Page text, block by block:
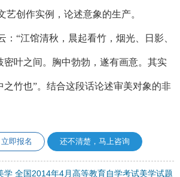
创作实例，论述意象的生产。
“江馆清秋，晨起看竹，烟光、日影、
密叶之间。胸中勃勃，遂有画意。其实
之竹也”。结合这段话论述审美对象的非
即报名 还不清楚，马上咨询
学 全国2014年4月高等教育自学考试美学试题